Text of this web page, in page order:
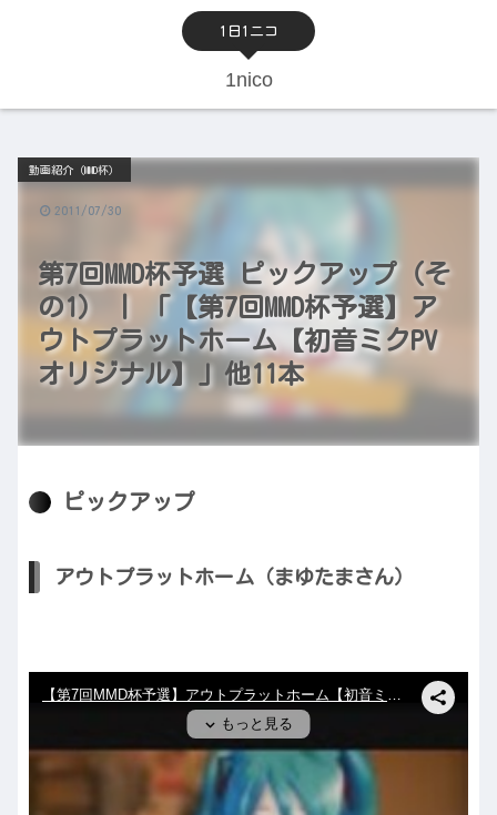
1日1ニコ
1nico
第7回MMD杯予選 ピックアップ（そ
の1） | 「【第7回MMD杯予選】ア
ウトプラットホーム【初音ミクPV
オリジナル】」他11本
動画紹介（MMD杯）
2011/07/30
ピックアップ
アウトプラットホーム（まゆたまさん）